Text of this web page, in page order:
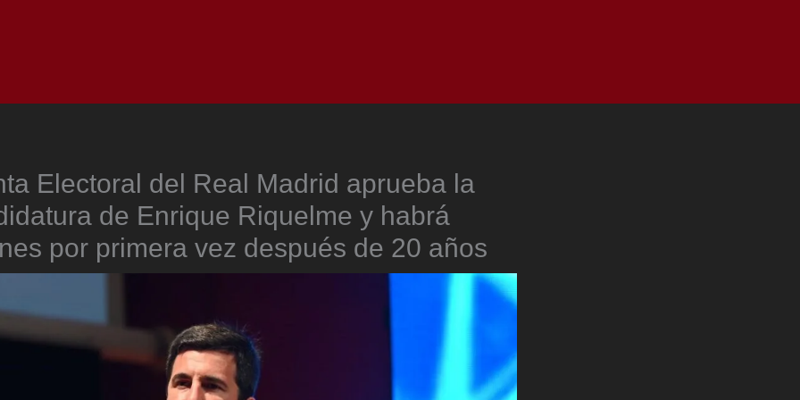
Electoral del Real Madrid aprueba la
de Enrique Riquelme y habrá
por primera vez después de 20 años